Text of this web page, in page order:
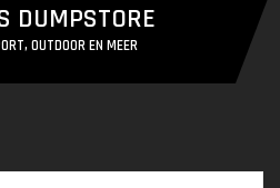
DUMPSTORE
OUTDOOR EN MEER